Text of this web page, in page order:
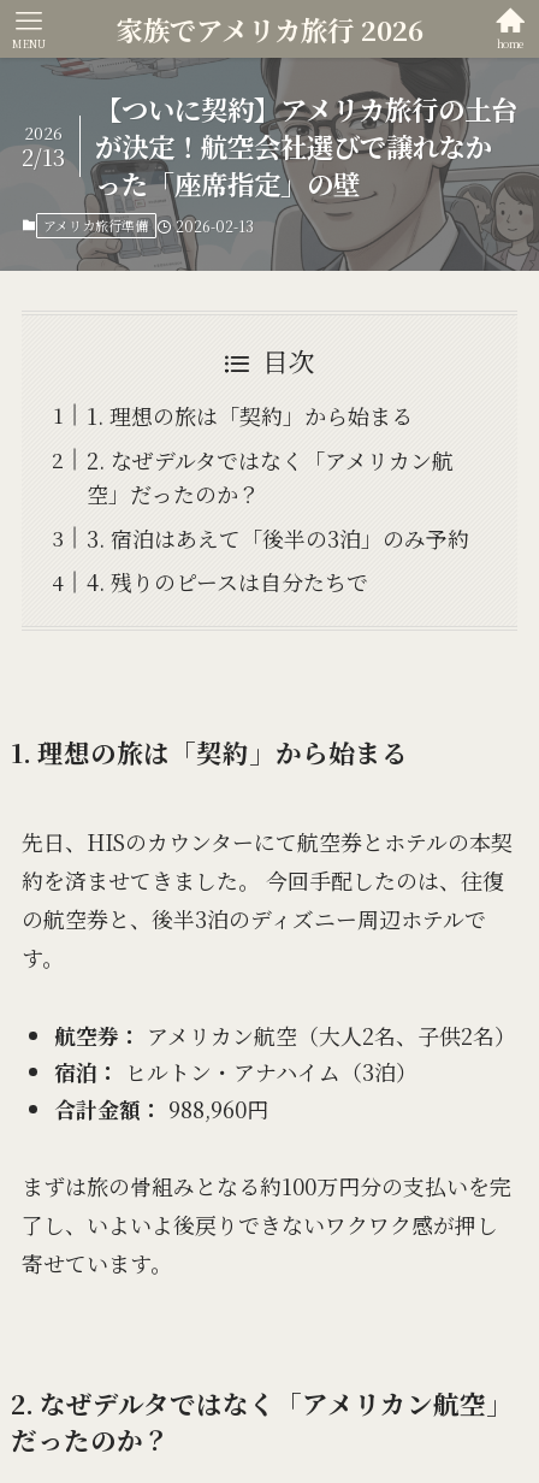
家族でアメリカ旅行 2026 home
MENU
【ついに契約】アメリカ旅行の土台
が決定！航空会社選びで譲れなか
った「座席指定」の壁
2026
2/13
アメリカ旅行準備 2026-02-13
目次
1. 理想の旅は「契約」から始まる
2. なぜデルタではなく「アメリカン航
空」だったのか？
3. 宿泊はあえて「後半の3泊」のみ予約
4. 残りのピースは自分たちで
1. 理想の旅は「契約」から始まる
先日、HISのカウンターにて航空券とホテルの本契
約を済ませてきました。 今回手配したのは、往復
の航空券と、後半3泊のディズニー周辺ホテルで
す。
航空券： アメリカン航空（大人2名、子供2名）
宿泊：
ヒルトン・アナハイム（3泊）
合計金額： 988,960円
まずは旅の骨組みとなる約100万円分の支払いを完
了し、いよいよ後戻りできないワクワク感が押し
寄せています。
2. なぜデルタではなく「アメリカン航空」
だったのか？